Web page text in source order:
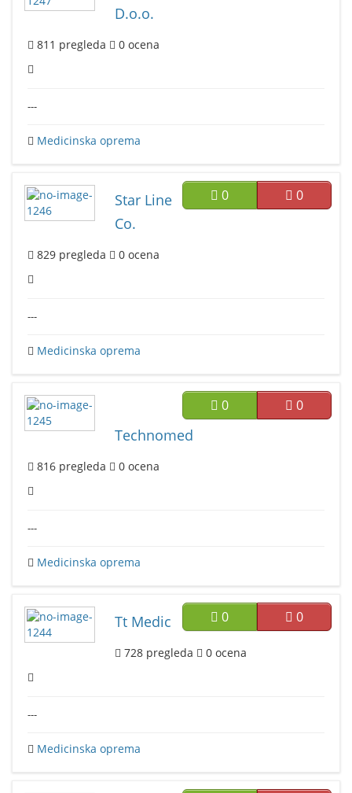
D.o.o.
811 pregleda 0 ocena
---
Medicinska oprema
0 0
Star Line
Co.
829 pregleda 0 ocena
---
Medicinska oprema
0 0
Technomed
816 pregleda 0 ocena
---
Medicinska oprema
0 0
Tt Medic
728 pregleda 0 ocena
---
Medicinska oprema